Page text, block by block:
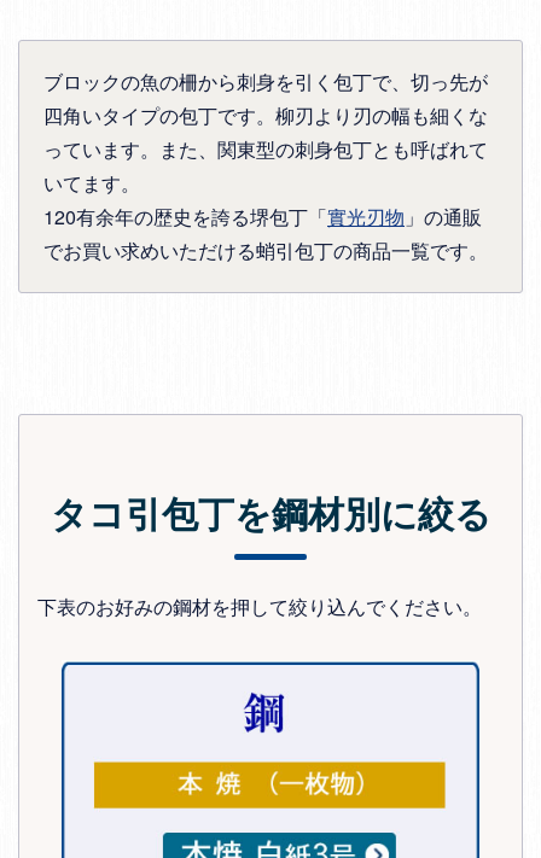
ブロックの魚の柵から刺身を引く包丁で、切っ先が
四角いタイプの包丁です。柳刃より刃の幅も細くな
っています。また、関東型の刺身包丁とも呼ばれて
いてます。
120有余年の歴史を誇る堺包丁「實光刃物 」の通販
でお買い求めいただける蛸引包丁の商品一覧です。
タコ引包丁を鋼材別に絞る
下表のお好みの鋼材を押して絞り込んでください。